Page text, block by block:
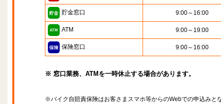
貯金窓口 9:00～16:00
ATM 9:00～19:00
保険窓口 9:00～16:00
※ 窓口業務、ATMを一時休止する場合があります。
※バイク自賠責保険はお客さまスマホ等からのWebでの申込みと